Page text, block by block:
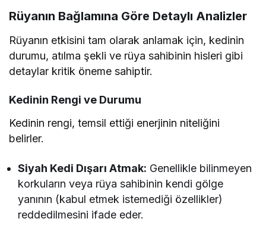
Rüyanın Bağlamına Göre Detaylı Analizler
Rüyanın etkisini tam olarak anlamak için, kedinin
durumu, atılma şekli ve rüya sahibinin hisleri gibi
detaylar kritik öneme sahiptir.
Kedinin Rengi ve Durumu
Kedinin rengi, temsil ettiği enerjinin niteliğini
belirler.
Siyah Kedi Dışarı Atmak: Genellikle bilinmeyen
korkuların veya rüya sahibinin kendi gölge
yanının (kabul etmek istemediği özellikler)
reddedilmesini ifade eder.